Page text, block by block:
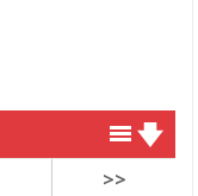
>>